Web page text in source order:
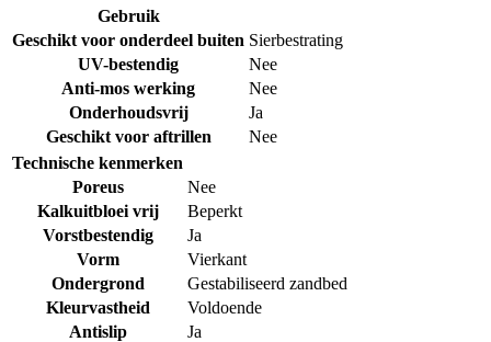
Gebruik
Geschikt voor onderdeel buiten Sierbestrating
UV-bestendig
Nee
Anti-mos werking
Nee
Onderhoudsvrij
Ja
Geschikt voor aftrillen
Nee
Technische kenmerken
Poreus
Nee
Kalkuitbloei vrij
Beperkt
Vorstbestendig
Ja
Vorm
Vierkant
Ondergrond
Gestabiliseerd zandbed
Kleurvastheid
Voldoende
Antislip
Ja